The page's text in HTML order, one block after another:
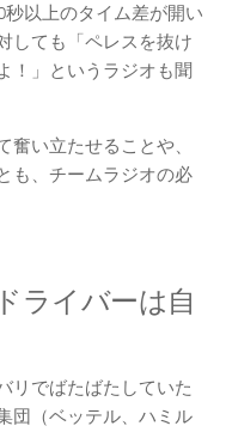
以上のタイム差が開い
しても「ペレスを抜け
！」というラジオも聞
い立たせることや、
も、チームラジオの必
ライバーは自
リでばたばたしていた
団（ベッテル、ハミル